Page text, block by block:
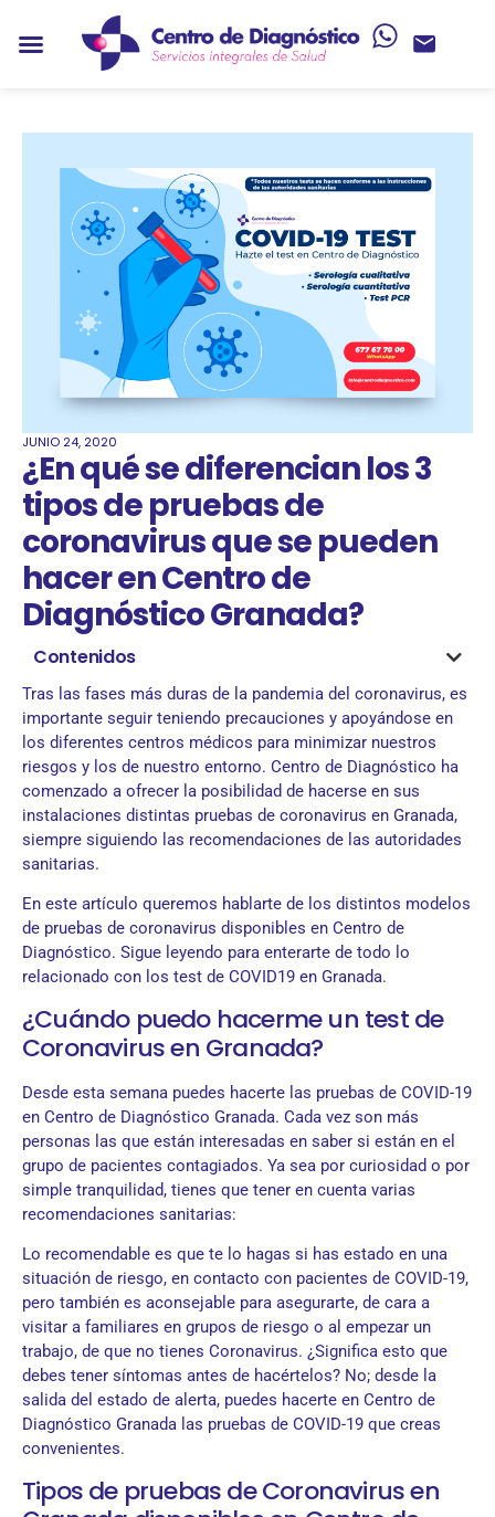
JUNIO 24, 2020
¿En qué se diferencian los 3
tipos de pruebas de
coronavirus que se pueden
hacer en Centro de
Diagnóstico Granada?
Contenidos
Tras las fases más duras de la pandemia del coronavirus, es
importante seguir teniendo precauciones y apoyándose en
los diferentes centros médicos para minimizar nuestros
riesgos y los de nuestro entorno. Centro de Diagnóstico ha
comenzado a ofrecer la posibilidad de hacerse en sus
instalaciones distintas pruebas de coronavirus en Granada,
siempre siguiendo las recomendaciones de las autoridades
sanitarias.
En este artículo queremos hablarte de los distintos modelos
de pruebas de coronavirus disponibles en Centro de
Diagnóstico. Sigue leyendo para enterarte de todo lo
relacionado con los test de COVID19 en Granada.
¿Cuándo puedo hacerme un test de
Coronavirus en Granada?
Desde esta semana puedes hacerte las pruebas de COVID-19
en Centro de Diagnóstico Granada. Cada vez son más
personas las que están interesadas en saber si están en el
grupo de pacientes contagiados. Ya sea por curiosidad o por
simple tranquilidad, tienes que tener en cuenta varias
recomendaciones sanitarias:
Lo recomendable es que te lo hagas si has estado en una
situación de riesgo, en contacto con pacientes de COVID-19,
pero también es aconsejable para asegurarte, de cara a
visitar a familiares en grupos de riesgo o al empezar un
trabajo, de que no tienes Coronavirus. ¿Significa esto que
debes tener síntomas antes de hacértelos? No; desde la
salida del estado de alerta, puedes hacerte en Centro de
Diagnóstico Granada las pruebas de COVID-19 que creas
convenientes.
Tipos de pruebas de Coronavirus en